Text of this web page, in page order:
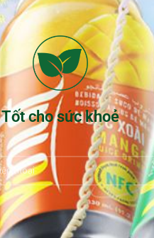
Tốt cho sức khoẻ